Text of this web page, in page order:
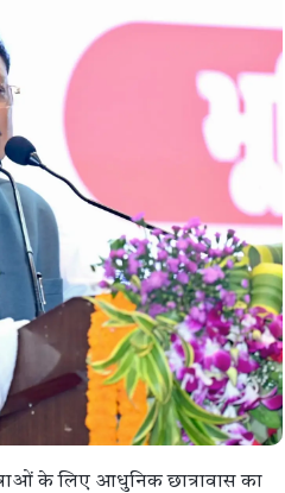
के लिए आधुनिक छात्रावास का